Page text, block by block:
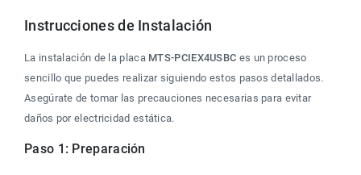
Instrucciones de Instalación
La instalación de la placa MTS-PCIEX4USBC es un proceso
sencillo que puedes realizar siguiendo estos pasos detallados.
Asegúrate de tomar las precauciones necesarias para evitar
daños por electricidad estática.
Paso 1: Preparación